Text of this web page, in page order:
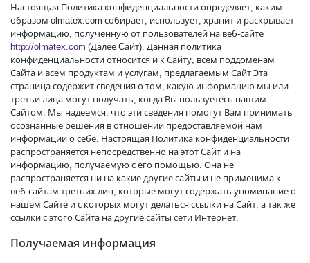
Настоящая Политика конфиденциальности определяет, каким
образом olmatex.com собирает, использует, хранит и раскрывает
информацию, полученную от пользователей на веб-сайте
http://olmatex.com (Далее Cайт). Данная политика
конфиденциальности относится и к Сайту, всем поддоменам
Сайта и всем продуктам и услугам, предлагаемым Сайт Эта
страница содержит сведения о том, какую информацию мы или
третьи лица могут получать, когда Вы пользуетесь нашим
Сайтом. Мы надеемся, что эти сведения помогут Вам принимать
осознанные решения в отношении предоставляемой нам
информации о себе. Настоящая Политика конфиденциальности
распространяется непосредственно на этот Сайт и на
информацию, получаемую с его помощью. Она не
распространяется ни на какие другие сайты и не применима к
веб-сайтам третьих лиц, которые могут содержать упоминание о
нашем Сайте и с которых могут делаться ссылки на Сайт, а так же
ссылки с этого Сайта на другие сайты сети Интернет.
Получаемая информация